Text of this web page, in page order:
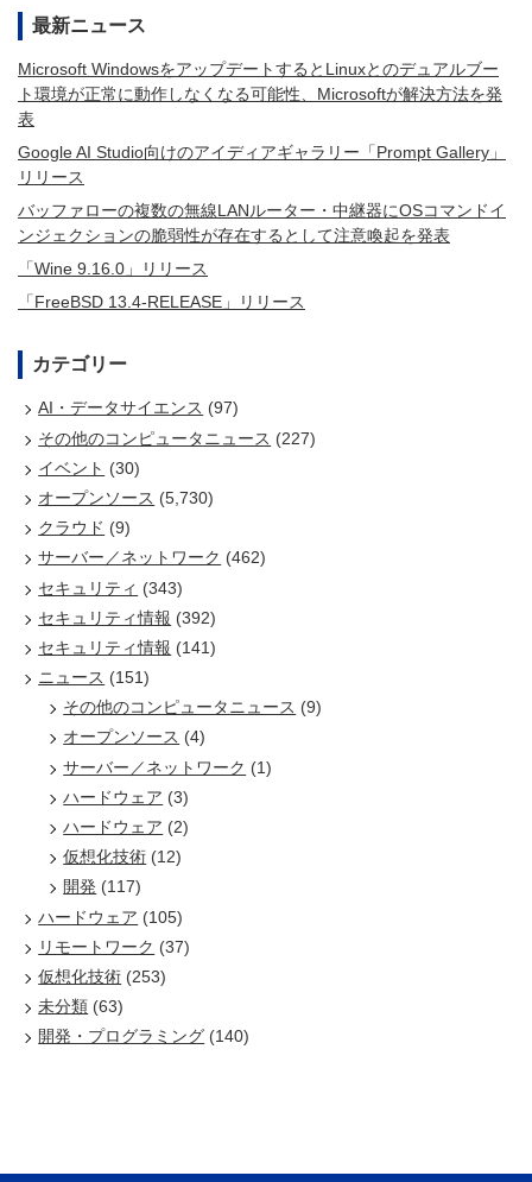
最新ニュース
Microsoft WindowsをアップデートするとLinuxとのデュアルブー
ト環境が正常に動作しなくなる可能性、Microsoftが解決方法を発
表
Google AI Studio向けのアイディアギャラリー「Prompt Gallery」
リリース
バッファローの複数の無線LANルーター・中継器にOSコマンドイ
ンジェクションの脆弱性が存在するとして注意喚起を発表
「Wine 9.16.0」リリース
「FreeBSD 13.4-RELEASE」リリース
カテゴリー
AI・データサイエンス (97)
その他のコンピュータニュース (227)
イベント (30)
オープンソース (5,730)
クラウド (9)
サーバー／ネットワーク (462)
セキュリティ (343)
セキュリティ情報 (392)
セキュリティ情報 (141)
ニュース (151)
その他のコンピュータニュース (9)
オープンソース (4)
サーバー／ネットワーク (1)
ハードウェア (3)
ハードウェア (2)
仮想化技術 (12)
開発 (117)
ハードウェア (105)
リモートワーク (37)
仮想化技術 (253)
未分類 (63)
開発・プログラミング (140)